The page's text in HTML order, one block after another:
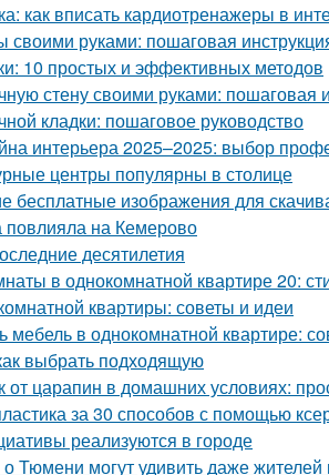
как вписать кардиотренажеры в
своими руками: пошаговая
10 простых и эффективных методов
стену своими руками: пошаговая
кладки: пошаговое руководство
интерьера 2025–2025: выбор
центры популярны в столице
бесплатные изображения для
повлияла на Кемерово
десятилетия
в однокомнатной квартире 20:
квартиры: советы и идеи
мебель в однокомнатной квартире:
выбрать подходящую
от царапин в домашних условиях:
за 30 способов с помощью
реализуются в городе
Тюмени могут удивить даже жителей